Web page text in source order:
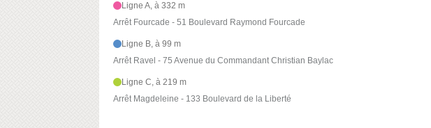
Ligne A, à 332 m
Arrêt Fourcade - 51 Boulevard Raymond Fourcade
Ligne B, à 99 m
Arrêt Ravel - 75 Avenue du Commandant Christian Baylac
Ligne C, à 219 m
Arrêt Magdeleine - 133 Boulevard de la Liberté